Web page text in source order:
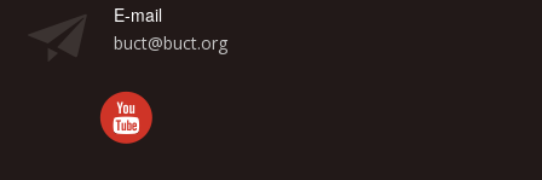
E-mail
buct@buct.org